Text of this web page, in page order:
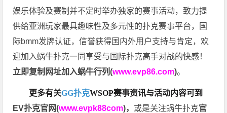
娱乐体验及赛制并不定时举办独家的赛事活动，致力提
供给亚洲玩家最具趣味性及多元性的扑克赛事平台，国
际bmm发牌认证，信誉获得国内外用户支持与肯定，欢
迎加入蜗牛扑克一同享受与国际扑克高手对战的快感！
立即复制网址加入蜗牛行列(www.evp86.com)。
更多有关GG扑克WSOP赛事资讯与活动内容可到
EV扑克官网(www.evpk88com)， 或是关注蜗牛扑克官